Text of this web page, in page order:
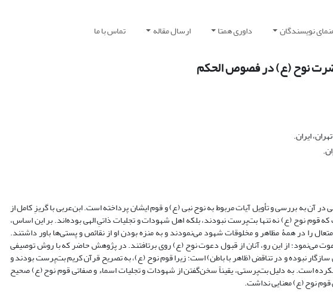
نویسندگان داوری همتا ارسال مقاله تماس با ما
حضرت نوح (ع) در فصوص الحکم‏
ایران.
به بررسی و تأویل آیات مربوط به نوح نبی (ع) و قوم ایشان پرداخته است. ابن‌عربی با گریزِ کامل از
قوم نوح (ع) نه تنها بت‌پرست نبودند، بلکه اهل شهودات و تجلیات ذاتیِ الهی بوده‌اند. بر این اساس،
را در همۀ مظاهر و مخلوقات شهود می‌نمودند و به منزه بودن او از نقائص و پستی‌ها باور داشتند.
می‌نمود؛ از این رو، آنان از قبول دعوت نوح (ع) روی برتافتند. در پژوهش حاضر که با روش توصیفی
نبوده و در تناقض (ظاهر با باطن) است؛ زیرا قوم نوح (ع)، به تصریح قرآن کریم بت‌پرست بودند و
است. به دلیل‌ بت‌پرستی، یقیناً سخن‌گفتن از شهودات و تجلیات اسماء و صفاتی قوم نوح (ع) صحیح
قوم نوح (ع) معنایی نداشت.